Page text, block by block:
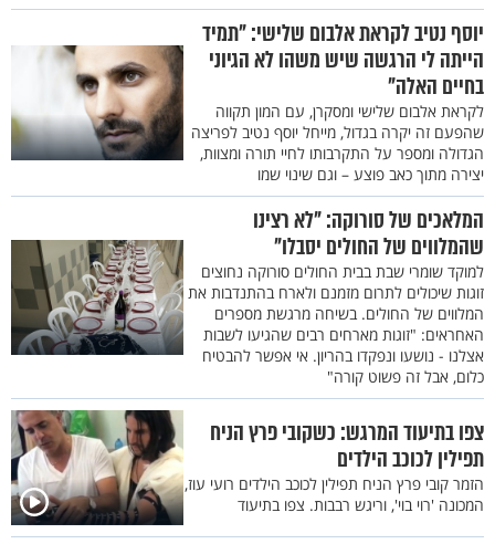
יוסף נטיב לקראת אלבום שלישי: "תמיד
הייתה לי הרגשה שיש משהו לא הגיוני
בחיים האלה"
לקראת אלבום שלישי ומסקרן, עם המון תקווה
שהפעם זה יקרה בגדול, מייחל יוסף נטיב לפריצה
הגדולה ומספר על התקרבותו לחיי תורה ומצוות,
יצירה מתוך כאב פוצע – וגם שינוי שמו
המלאכים של סורוקה: "לא רצינו
שהמלווים של החולים יסבלו"
למוקד שומרי שבת בבית החולים סורוקה נחוצים
זוגות שיכולים לתרום מזמנם ולארח בהתנדבות את
המלווים של החולים. בשיחה מרגשת מספרים
האחראים: "זוגות מארחים רבים שהגיעו לשבות
אצלנו - נושעו ונפקדו בהריון. אי אפשר להבטיח
כלום, אבל זה פשוט קורה"
צפו בתיעוד המרגש: כשקובי פרץ הניח
תפילין לכוכב הילדים
הזמר קובי פרץ הניח תפילין לכוכב הילדים רועי עוז,
המכונה 'רוי בוי', וריגש רבבות. צפו בתיעוד